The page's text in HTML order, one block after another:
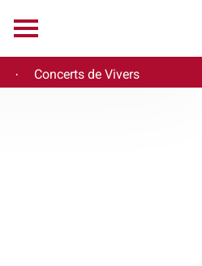
· Concerts de Vivers